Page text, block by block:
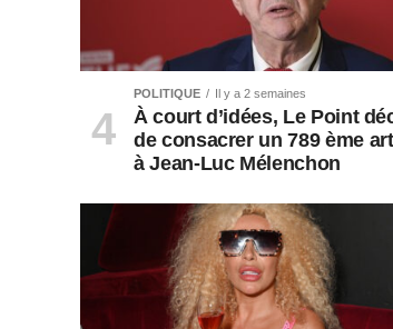
POLITIQUE Il y a 2 semaines
À court d’idées, Le Point
de consacrer un 789 ème
à Jean-Luc Mélenchon